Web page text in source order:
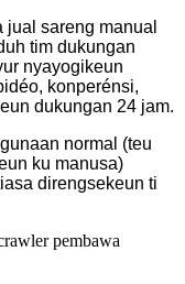
sareng manual
tim dukungan
nyayogikeun
konperénsi,
dukungan 24 jam.
normal (teu
ku manusa)
direngsekeun ti